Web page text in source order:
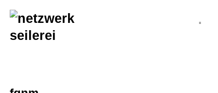
springen